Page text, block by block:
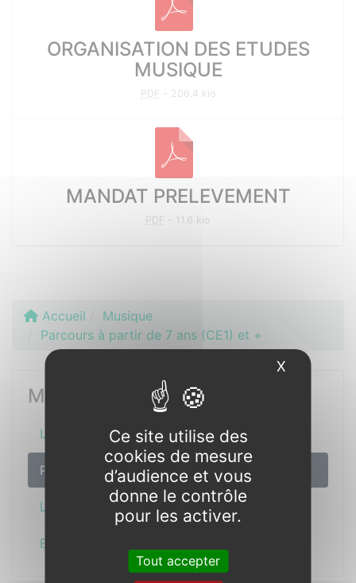
ORGANISATION DES ETUDES
MUSIQUE
PDF - 206.4 kio
MANDAT PRELEVEMENT
PDF - 11.6 kio
Accueil
Musique
Parcours à partir de 7 ans (CE1) et +
Musique
L’Initiation Musique - CP
Parcours à partir de 7 ans (CE1) et +
L’Enseignement spécialisé
Eveil MS et GS
Ce site utilise des
cookies de mesure
d’audience et vous
donne le contrôle
pour les activer.
Tout accepter
X Masquer